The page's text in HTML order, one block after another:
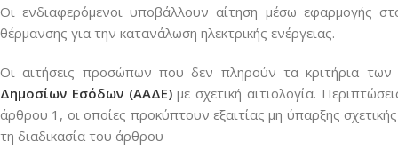
Οι ενδιαφερόμενοι υποβάλλουν αίτηση μέσω εφαρμογής
θέρμανσης για την κατανάλωση ηλεκτρικής ενέργειας.
Οι αιτήσεις προσώπων που δεν πληρούν τα κριτήρια
Δημοσίων Εσόδων (ΑΑΔΕ)με σχετική αιτιολογία.
άρθρου 1, οι οποίες προκύπτουν εξαιτίας μη ύπαρξης
τη διαδικασία του άρθρου